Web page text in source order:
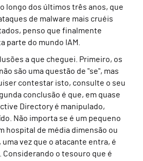
longo dos últimos três anos, que
de malware mais cruéis
penso que finalmente
parte do mundo IAM.
a que cheguei. Primeiro, os
são uma questão de "se", mas
contestar isto, consulte o seu
conclusão é que, em quase
Directory é manipulado,
Não importa se é um pequeno
hospital de média dimensão ou
vez que o atacante entra, é
Considerando o tesouro que é